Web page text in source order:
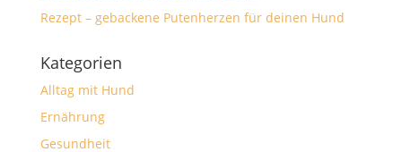
Rezept – gebackene Putenherzen für deinen Hund
Kategorien
Alltag mit Hund
Ernährung
Gesundheit